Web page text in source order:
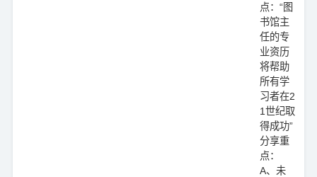
点：“图
书馆主
任的专
业资历
将帮助
所有学
习者在2
1世纪取
得成功”
分享重
点：
A、未